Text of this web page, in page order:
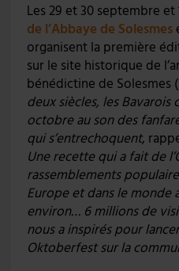
Les 29 et 30 septembre et
de l’Abbaye de Solesmes
organisent la première
sur le site historique de
bénédictine de Solesmes
deux siècles, les
octobre au son des
qui s’entrechoquent,
Une recette qui a fait de
rassemblements
Europe et dans le monde
environ… 6 millions de
nous a inspirés pour
Oktoberfest sur la